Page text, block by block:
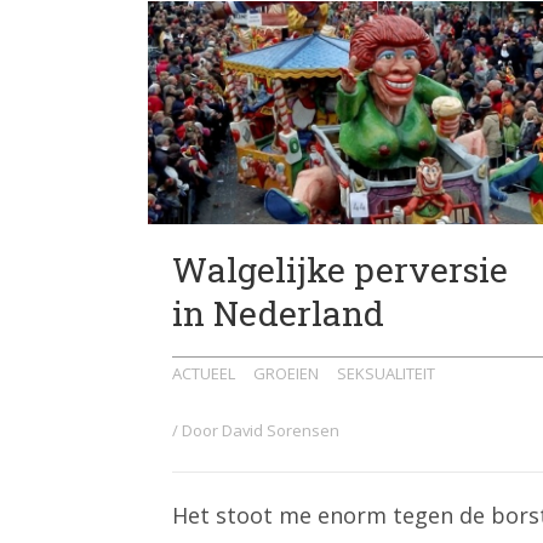
Walgelijke perversie
in Nederland
ACTUEEL GROEIEN SEKSUALITEIT
/ Door David Sorensen
Het stoot me enorm tegen de